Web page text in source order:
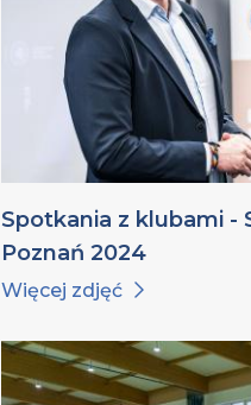
Spotkania z klubami -
Poznań 2024
Więcej zdjęć